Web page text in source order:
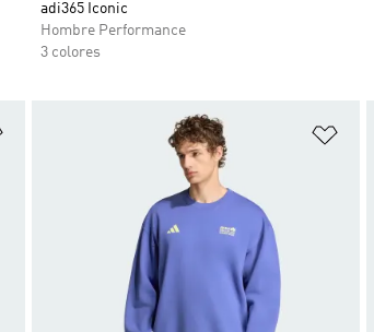
adi365 Iconic
Hombre Performance
3 colores
Añadir a la lista de deseos